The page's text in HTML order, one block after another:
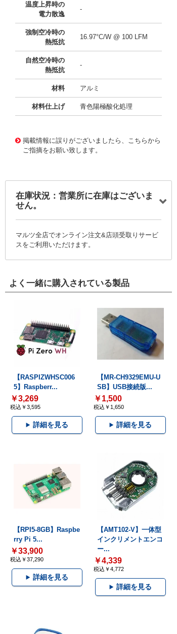
温度上昇時の
電力散逸
-
強制空冷時の
熱抵抗
16.97°C/W @ 100 LFM
自然空冷時の
熱抵抗
-
材料 アルミ
材料仕上げ 青色陽極酸化処理
掲載情報に誤りがございましたら、こちらから
ご指摘をお願い致します。
在庫状況：営業所に在庫はございま
せん。
マルツ全店でオンライン注文&店頭受取りサービ
スをご利用いただけます。
よく一緒に購入されている製品
【RASPIZWHSC006
5】Raspberr...
￥3,269
税込￥3,595
詳細を見る
【MR-CH9329EMU-U
SB】USB接続版...
￥1,500
税込￥1,650
詳細を見る
【RPI5-8GB】Raspbe
rry Pi 5...
￥33,900
税込￥37,290
詳細を見る
【AMT102-V】一体型
インクリメントエンコ
ー...
￥4,339
税込￥4,772
詳細を見る